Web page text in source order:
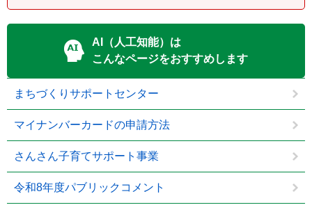
AI（人工知能）は
こんなページをおすすめします
まちづくりサポートセンター
マイナンバーカードの申請方法
さんさん子育てサポート事業
令和8年度パブリックコメント